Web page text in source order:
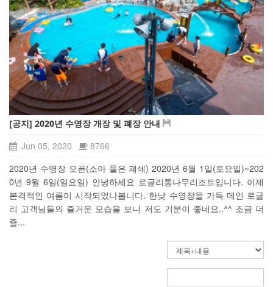
[공지] 2020년 수영장 개장 및 폐장 안내
Jun 05, 2020
8766
2020년 수영장 오픈(소아 풀은 폐쇄) 2020년 6월 1일(토요일)~202
0년 9월 6일(일요일) 안녕하세요 로글리통나무리조트입니다. 이제
본격적인 여름이 시작되었나봅니다. 한낮 수영장을 가득 메인 로글
리 고객님들의 즐거운 모습을 보니 저도 기분이 좋네요..^^ 조금 더
즐...